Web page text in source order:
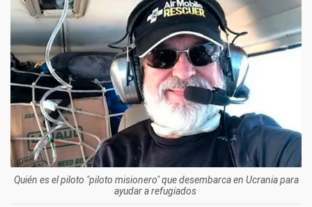
Quién es el piloto "piloto misionero" que desembarca en Ucrania para
ayudar a refugiados